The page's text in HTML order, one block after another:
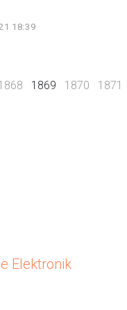
18:39
1869 (current)
1870 1871
Elektronik